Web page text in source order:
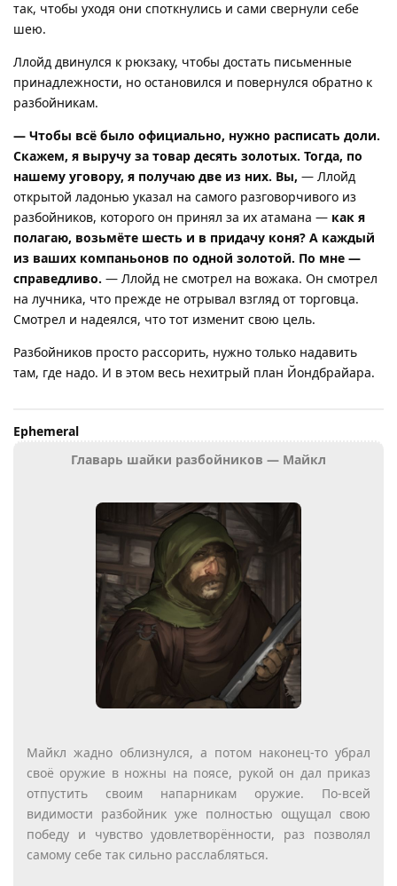
так, чтобы уходя они споткнулись и сами свернули себе
шею.
Ллойд двинулся к рюкзаку, чтобы достать письменные
принадлежности, но остановился и повернулся обратно к
разбойникам.
— Чтобы всё было официально, нужно расписать доли.
Скажем, я выручу за товар десять золотых. Тогда, по
нашему уговору, я получаю две из них. Вы, — Ллойд
открытой ладонью указал на самого разговорчивого из
разбойников, которого он принял за их атамана — как я
полагаю, возьмёте шесть и в придачу коня? А каждый
из ваших компаньонов по одной золотой. По мне —
справедливо. — Ллойд не смотрел на вожака. Он смотрел
на лучника, что прежде не отрывал взгляд от торговца.
Смотрел и надеялся, что тот изменит свою цель.
Разбойников просто рассорить, нужно только надавить
там, где надо. И в этом весь нехитрый план Йондбрайара.
Ephemeral
Главарь шайки разбойников — Майкл
Майкл жадно облизнулся, а потом наконец-то убрал
своё оружие в ножны на поясе, рукой он дал приказ
отпустить своим напарникам оружие. По-всей
видимости разбойник уже полностью ощущал свою
победу и чувство удовлетворённости, раз позволял
самому себе так сильно расслабляться.